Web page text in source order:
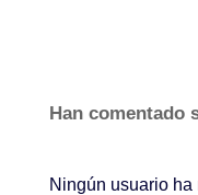
Han comentado
Ningún usuario